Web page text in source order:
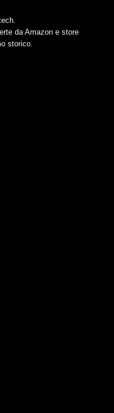
da Amazon e store
storico.